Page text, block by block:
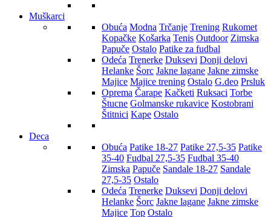
Muškarci
Obuća Modna Trčanje Trening Rukomet
Kopačke Košarka Tenis Outdoor Zimska
Papuče Ostalo Patike za fudbal
Odeća Trenerke Duksevi Donji delovi
Helanke Šorc Jakne lagane Jakne zimske
Majice Majice trening Ostalo G.deo Prsluk
Oprema Čarape Kačketi Ruksaci Torbe
Štucne Golmanske rukavice Kostobrani
Štitnici Kape Ostalo
Deca
Obuća Patike 18-27 Patike 27,5-35 Patike
35-40 Fudbal 27,5-35 Fudbal 35-40
Zimska Papuče Sandale 18-27 Sandale
27,5-35 Ostalo
Odeća Trenerke Duksevi Donji delovi
Helanke Šorc Jakne lagane Jakne zimske
Majice Top Ostalo